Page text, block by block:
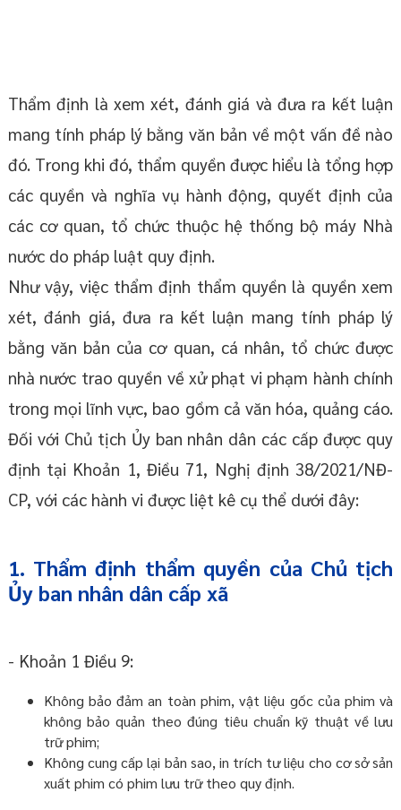
Thẩm định là xem xét, đánh giá và đưa ra kết luận
mang tính pháp lý bằng văn bản về một vấn đề nào
đó. Trong khi đó, thẩm quyền được hiểu là tổng hợp
các quyền và nghĩa vụ hành động, quyết định của
các cơ quan, tổ chức thuộc hệ thống bộ máy Nhà
nước do pháp luật quy định.
Như vậy, việc thẩm định thẩm quyền là quyền xem
xét, đánh giá, đưa ra kết luận mang tính pháp lý
bằng văn bản của cơ quan, cá nhân, tổ chức được
nhà nước trao quyền về xử phạt vi phạm hành chính
trong mọi lĩnh vực, bao gồm cả văn hóa, quảng cáo.
Đối với Chủ tịch Ủy ban nhân dân các cấp được quy
định tại Khoản 1, Điều 71, Nghị định 38/2021/NĐ-
CP, với các hành vi được liệt kê cụ thể dưới đây:
1. Thẩm định thẩm quyền của Chủ tịch
Ủy ban nhân dân cấp xã
- Khoản 1 Điều 9:
Không bảo đảm an toàn phim, vật liệu gốc của phim và
không bảo quản theo đúng tiêu chuẩn kỹ thuật về lưu
trữ phim;
Không cung cấp lại bản sao, in trích tư liệu cho cơ sở sản
xuất phim có phim lưu trữ theo quy định.